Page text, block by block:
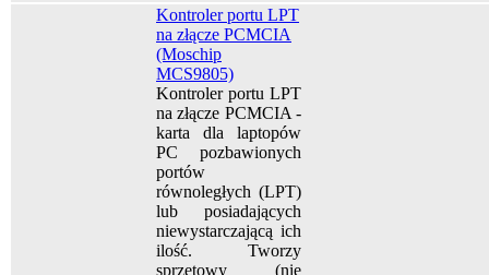
Kontroler portu LPT
na złącze PCMCIA
(Moschip
MCS9805)
Kontroler portu LPT
na złącze PCMCIA -
karta dla laptopów
PC pozbawionych
portów
równoległych (LPT)
lub posiadających
niewystarczającą ich
ilość. Tworzy
sprzętowy (nie